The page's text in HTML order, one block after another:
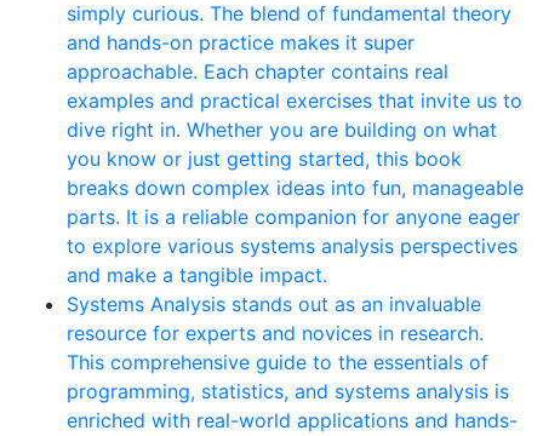
simply curious. The blend of fundamental theory
and hands-on practice makes it super
approachable. Each chapter contains real
examples and practical exercises that invite us to
dive right in. Whether you are building on what
you know or just getting started, this book
breaks down complex ideas into fun, manageable
parts. It is a reliable companion for anyone eager
to explore various systems analysis perspectives
and make a tangible impact.
Systems Analysis stands out as an invaluable
resource for experts and novices in research.
This comprehensive guide to the essentials of
programming, statistics, and systems analysis is
enriched with real-world applications and hands-